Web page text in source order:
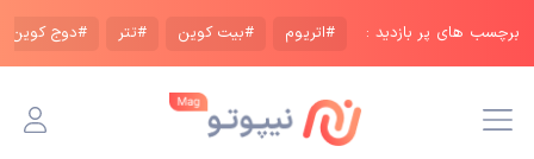
برچسب های پر بازدید : #اتریوم #بیت کوین #تتر #دوج کوین